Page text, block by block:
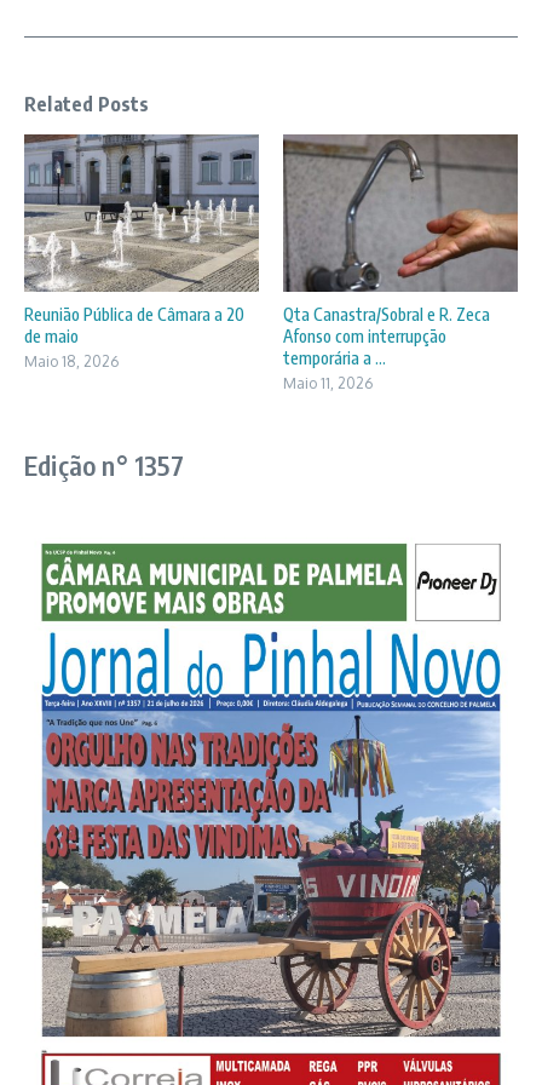
Related Posts
Reunião Pública de Câmara a 20
de maio
Maio 18, 2026
Qta Canastra/Sobral e R. Zeca
Afonso com interrupção
temporária a ...
Maio 11, 2026
Edição n° 1357